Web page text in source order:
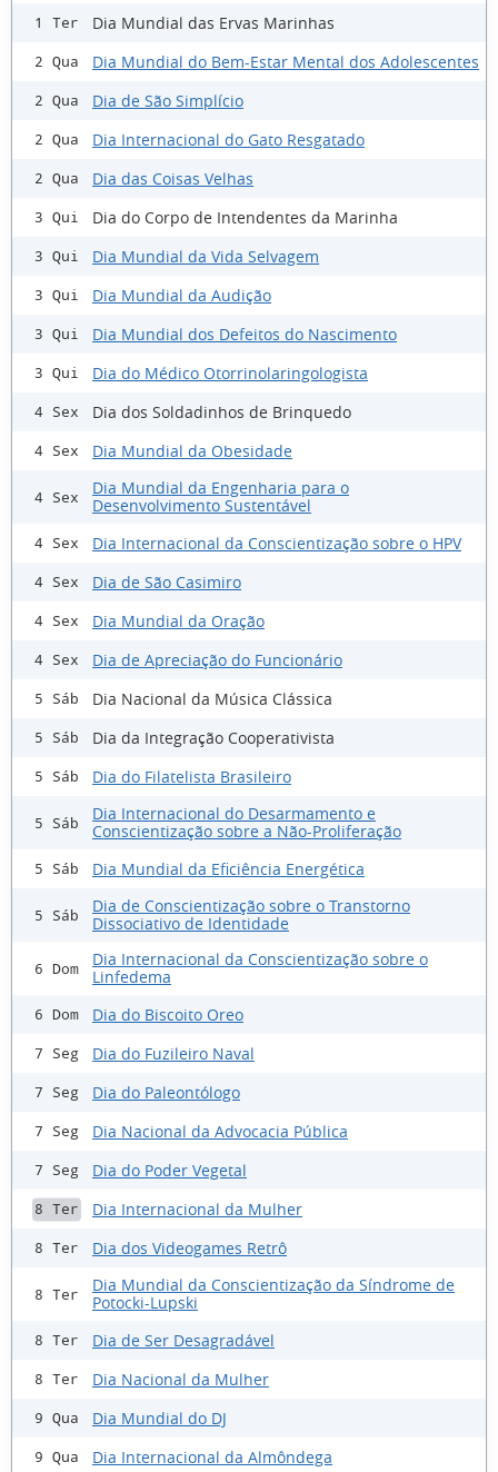
1 Ter Dia Mundial das Ervas Marinhas
2 Qua Dia Mundial do Bem-Estar Mental dos Adolescentes
2 Qua Dia de São Simplício
2 Qua Dia Internacional do Gato Resgatado
2 Qua Dia das Coisas Velhas
3 Qui Dia do Corpo de Intendentes da Marinha
3 Qui Dia Mundial da Vida Selvagem
3 Qui Dia Mundial da Audição
3 Qui Dia Mundial dos Defeitos do Nascimento
3 Qui Dia do Médico Otorrinolaringologista
4 Sex Dia dos Soldadinhos de Brinquedo
4 Sex Dia Mundial da Obesidade
4 Sex
Dia Mundial da Engenharia para o
Desenvolvimento Sustentável
4 Sex Dia Internacional da Conscientização sobre o HPV
4 Sex Dia de São Casimiro
4 Sex Dia Mundial da Oração
4 Sex Dia de Apreciação do Funcionário
5 Sáb Dia Nacional da Música Clássica
5 Sáb Dia da Integração Cooperativista
5 Sáb Dia do Filatelista Brasileiro
5 Sáb
Dia Internacional do Desarmamento e
Conscientização sobre a Não-Proliferação
5 Sáb Dia Mundial da Eficiência Energética
5 Sáb
Dia de Conscientização sobre o Transtorno
Dissociativo de Identidade
6 Dom
Dia Internacional da Conscientização sobre o
Linfedema
6 Dom Dia do Biscoito Oreo
7 Seg Dia do Fuzileiro Naval
7 Seg Dia do Paleontólogo
7 Seg Dia Nacional da Advocacia Pública
7 Seg Dia do Poder Vegetal
8 Ter Dia Internacional da Mulher
8 Ter Dia dos Videogames Retrô
8 Ter
Dia Mundial da Conscientização da Síndrome de
Potocki-Lupski
8 Ter Dia de Ser Desagradável
8 Ter Dia Nacional da Mulher
9 Qua Dia Mundial do DJ
9 Qua Dia Internacional da Almôndega